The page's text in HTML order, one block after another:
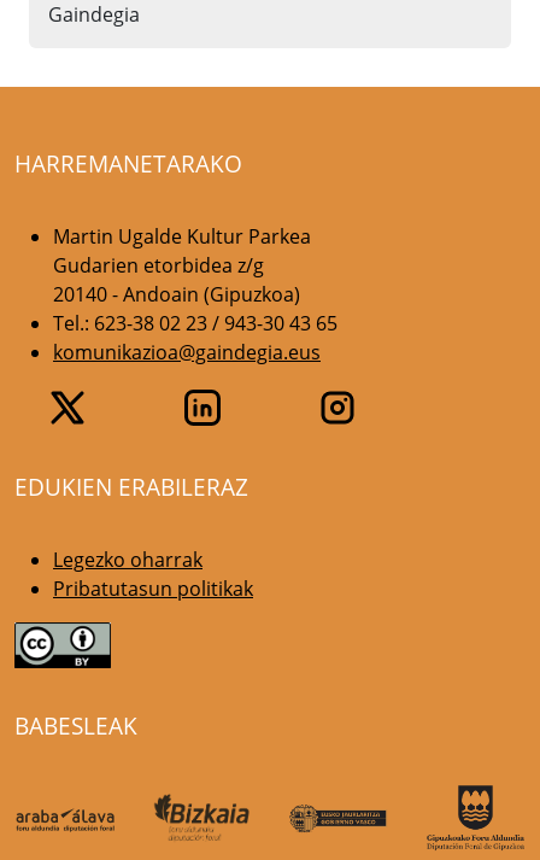
Gaindegia
HARREMANETARAKO
Martin Ugalde Kultur Parkea
Gudarien etorbidea z/g
20140 - Andoain (Gipuzkoa)
Tel.: 623-38 02 23 / 943-30 43 65
komunikazioa@gaindegia.eus
EDUKIEN ERABILERAZ
Legezko oharrak
Pribatutasun politikak
BABESLEAK